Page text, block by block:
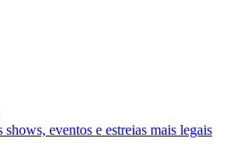
eventos e estreias mais legais